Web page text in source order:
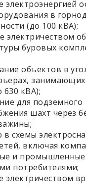
электроэнергией
в
(до 100 кВА);
электричеством
буровых
объектов в
630 кВА);
для подземного
шахт через
схемы
включая
и промышленные
потребителями;
электричеством